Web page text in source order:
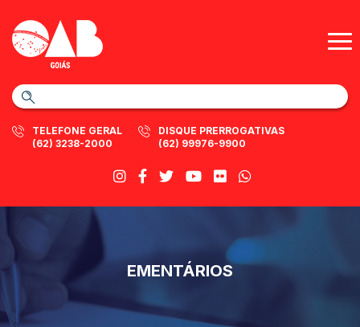
TELEFONE GERAL
(62) 3238-2000
DISQUE PRERROGATIVAS
(62) 99976-9900
EMENTÁRIOS